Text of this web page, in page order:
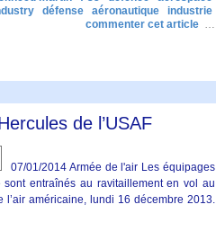
défense aéronautique
industrie
commenter cet article …
de l’USAF
07/01/2014 Armée de l'air Les équipages
sont entraînés au ravitaillement en vol au
l’air américaine, lundi 16 décembre 2013.